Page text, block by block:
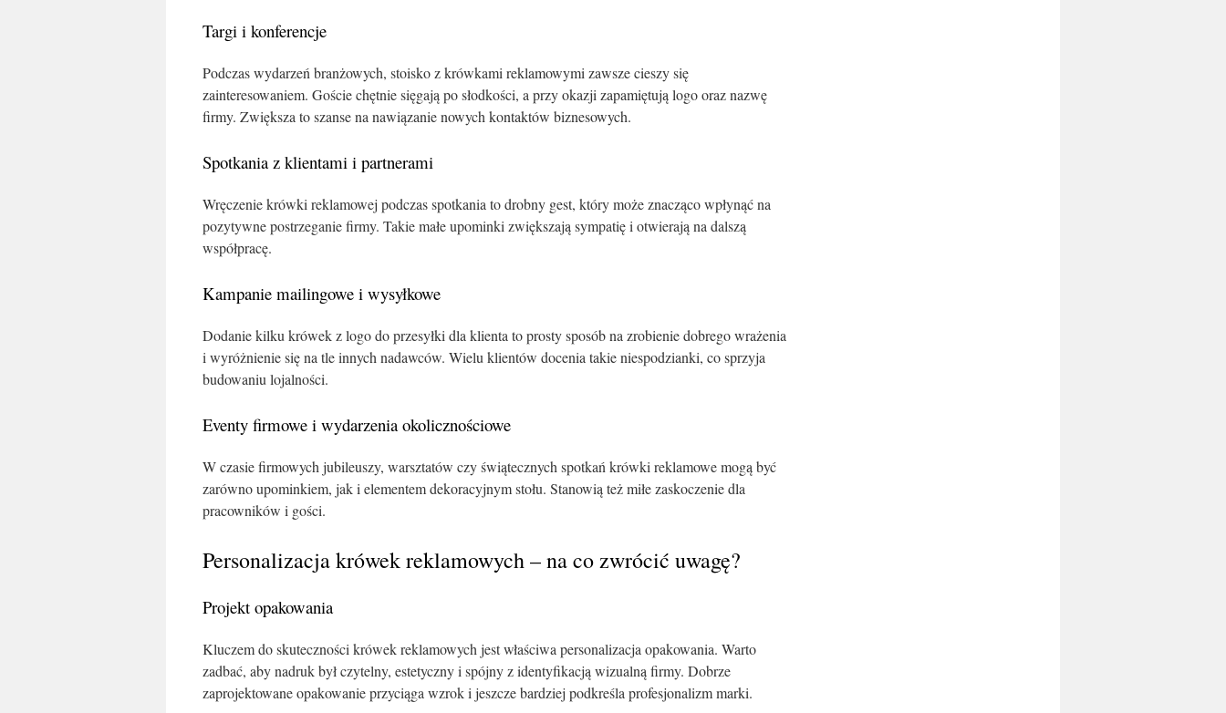
Targi i konferencje
Podczas wydarzeń branżowych, stoisko z krówkami reklamowymi zawsze cieszy się
zainteresowaniem. Goście chętnie sięgają po słodkości, a przy okazji zapamiętują logo oraz nazwę
firmy. Zwiększa to szanse na nawiązanie nowych kontaktów biznesowych.
Spotkania z klientami i partnerami
Wręczenie krówki reklamowej podczas spotkania to drobny gest, który może znacząco wpłynąć na
pozytywne postrzeganie firmy. Takie małe upominki zwiększają sympatię i otwierają na dalszą
współpracę.
Kampanie mailingowe i wysyłkowe
Dodanie kilku krówek z logo do przesyłki dla klienta to prosty sposób na zrobienie dobrego wrażenia
i wyróżnienie się na tle innych nadawców. Wielu klientów docenia takie niespodzianki, co sprzyja
budowaniu lojalności.
Eventy firmowe i wydarzenia okolicznościowe
W czasie firmowych jubileuszy, warsztatów czy świątecznych spotkań krówki reklamowe mogą być
zarówno upominkiem, jak i elementem dekoracyjnym stołu. Stanowią też miłe zaskoczenie dla
pracowników i gości.
Personalizacja krówek reklamowych – na co zwrócić uwagę?
Projekt opakowania
Kluczem do skuteczności krówek reklamowych jest właściwa personalizacja opakowania. Warto
zadbać, aby nadruk był czytelny, estetyczny i spójny z identyfikacją wizualną firmy. Dobrze
zaprojektowane opakowanie przyciąga wzrok i jeszcze bardziej podkreśla profesjonalizm marki.